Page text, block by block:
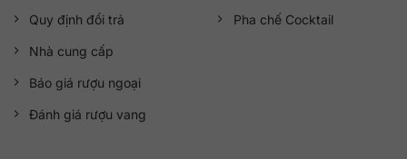
Quy định đổi trả
Nhà cung cấp
Báo giá rượu ngoại
Đánh giá rượu vang
Pha chế Cocktail